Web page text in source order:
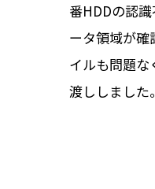
番HDDの認
ータ領域が確
イルも問題
渡ししました。